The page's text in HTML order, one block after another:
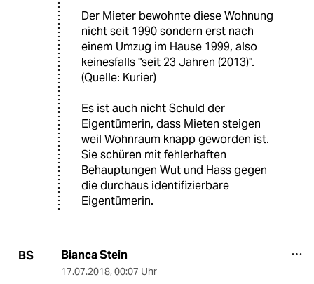
Der Mieter bewohnte diese Wohnung
nicht seit 1990 sondern erst nach
einem Umzug im Hause 1999, also
keinesfalls "seit 23 Jahren (2013)".
(Quelle: Kurier)
Es ist auch nicht Schuld der
Eigentümerin, dass Mieten steigen
weil Wohnraum knapp geworden ist.
Sie schüren mit fehlerhaften
Behauptungen Wut und Hass gegen
die durchaus identifizierbare
Eigentümerin.
BS Bianca Stein
17.07.2018, 00:07 Uhr